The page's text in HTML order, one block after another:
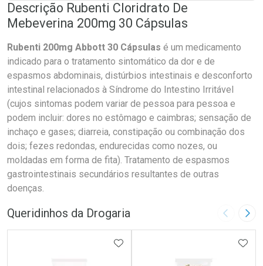
Descrição Rubenti Cloridrato De
Mebeverina 200mg 30 Cápsulas
Rubenti 200mg Abbott 30 Cápsulas é um medicamento
indicado para o tratamento sintomático da dor e de
espasmos abdominais, distúrbios intestinais e desconforto
intestinal relacionados à Síndrome do Intestino Irritável
(cujos sintomas podem variar de pessoa para pessoa e
podem incluir: dores no estômago e caimbras; sensação de
inchaço e gases; diarreia, constipação ou combinação dos
dois; fezes redondas, endurecidas como nozes, ou
moldadas em forma de fita). Tratamento de espasmos
gastrointestinais secundários resultantes de outras
doenças.
Queridinhos da Drogaria Imagem
ADICIONAR AOS FAVORITOS